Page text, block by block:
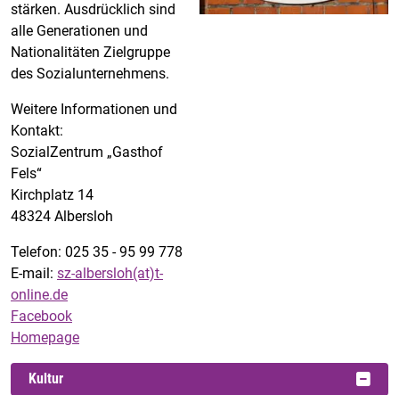
stärken. Ausdrücklich sind
alle Generationen und
Nationalitäten Zielgruppe
des Sozialunternehmens.
Weitere Informationen und
Kontakt:
SozialZentrum „Gasthof
Fels“
Kirchplatz 14
48324 Albersloh
Telefon: 025 35 - 95 99 778
E-mail: sz-albersloh(at)t-
online.de
Facebook
Homepage
Kultur